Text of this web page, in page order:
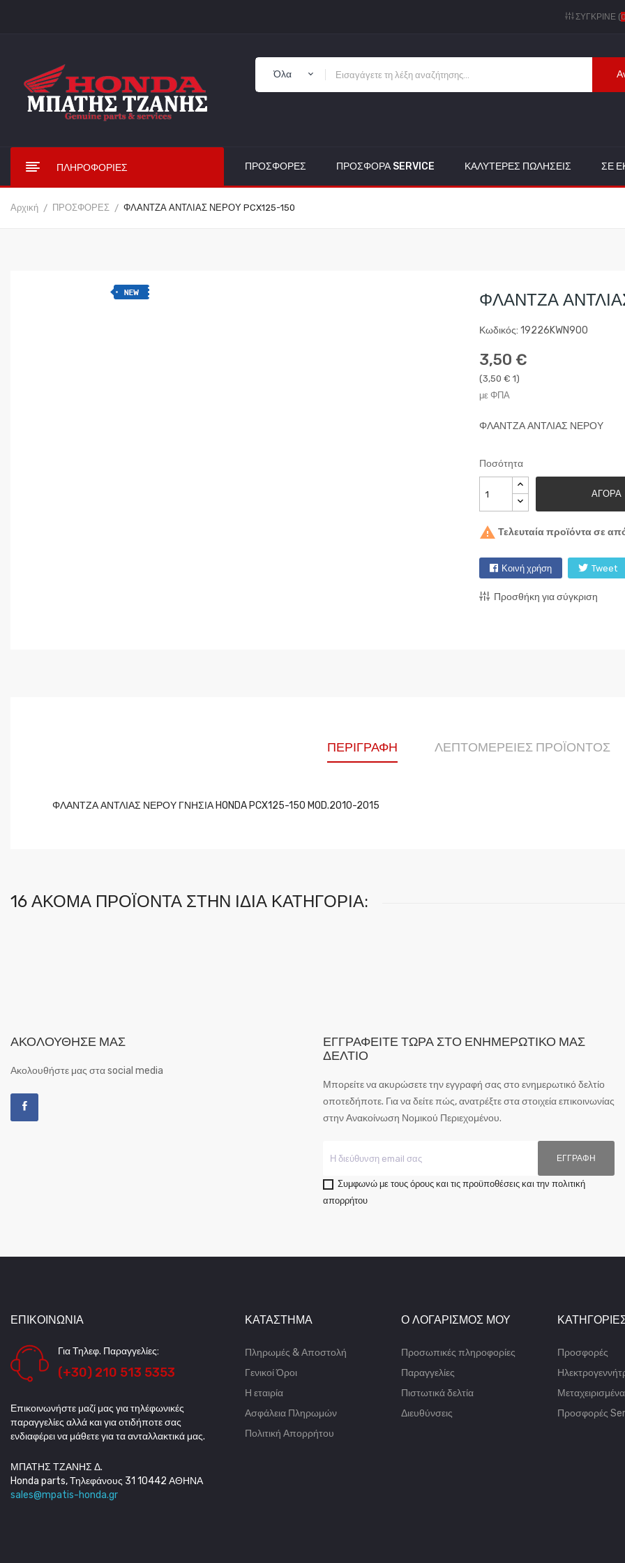
ΣΎΓΚΡΙΝΕ (0
ΠΛΗΡΟΦΟΡΊΕΣ ΠΡΟΣΦΟΡΈΣ ΠΡΟΣΦΟΡΑ SERVICE ΚΑΛΎΤΕΡΕΣ ΠΩΛΉΣΕΙΣ ΣΕ
Αρχική ΠΡΟΣΦΟΡΕΣ ΦΛΑΝΤΖΑ ΑΝΤΛΙΑΣ ΝΕΡΟΥ PCX125-150
ΦΛΑΝΤΖΑ
Κωδικός: 19226KWN900
3,50 €
(3,50 € 1)
με ΦΠΑ
ΦΛΑΝΤΖΑ ΑΝΤΛΙΑΣ ΝΕΡΟΥ
Ποσότητα
ΑΓΟΡΆ
 Τελευταία προϊόντα σε
Κοινή χρήση Tweet
Προσθήκη για σύγκριση
ΠΕΡΙΓΡΑΦΉ ΛΕΠΤΟΜΈΡΕΙΕΣ ΠΡΟΪΌΝΤΟΣ
ΦΛΑΝΤΖΑ ΑΝΤΛΙΑΣ ΝΕΡΟΥ ΓΝΗΣΙΑ HONDA PCX125-150 MOD.2010-2015
16 ΑΚΌΜΑ ΠΡΟΪΌΝΤΑ ΣΤΗΝ ΊΔΙΑ ΚΑΤΗΓΟΡΊΑ:
ΑΚΟΛΟΎΘΗΣΕ ΜΑΣ
Ακολουθήστε μας στα social media
ΕΓΓΡΑΦΕΊΤΕ ΤΏΡΑ ΣΤΟ ΕΝΗΜΕΡΩΤΙΚΌ ΜΑΣ
ΔΕΛΤΊΟ
Μπορείτε να ακυρώσετε την εγγραφή σας στο ενημερωτικό δελτίο
οποτεδήποτε. Για να δείτε πώς, ανατρέξτε στα στοιχεία επικοινωνίας
στην Ανακοίνωση Νομικού Περιεχομένου.
Συμφωνώ με τους όρους και τις προϋποθέσεις και την πολιτική
απορρήτου
ΕΠΙΚΟΙΝΩΝΊΑ
Για Τηλεφ. Παραγγελίες:
(+30) 210 513 5353
Επικοινωνήστε μαζί μας για τηλέφωνικές
παραγγελίες αλλά και για οτιδήποτε σας
ενδιαφέρει να μάθετε για τα ανταλλακτικά μας.
ΜΠΑΤΗΣ ΤΖΑΝΗΣ Δ.
Honda parts, Τηλεφάνους 31 10442 ΑΘΗΝΑ
sales@mpatis-honda.gr
ΚΑΤΆΣΤΗΜΑ
Πληρωμές & Αποστολή
Γενικοί Όροι
Η εταιρία
Ασφάλεια Πληρωμών
Πολιτική Απορρήτου
Ο ΛΟΓΑΡΙΣΜΌΣ ΜΟΥ
Προσωπικές πληροφορίες
Παραγγελίες
Πιστωτικά δελτία
Διευθύνσεις
Προσφορές
Μεταχειρισμένα
Προσφορές